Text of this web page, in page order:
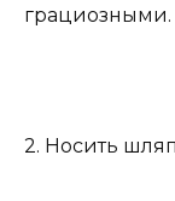
грациозными.
2. Носить